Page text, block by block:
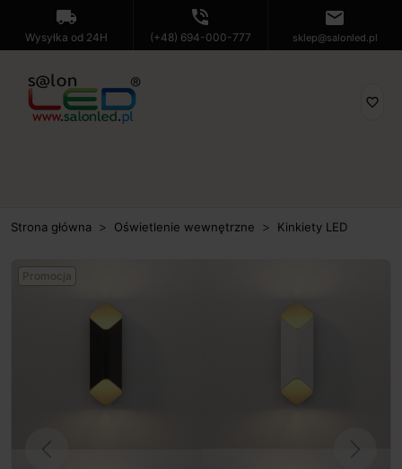
local_shipping
Wysyłka od 24H
phone_in_talk
(+48) 694-000-777
mail
sklep@salonled.pl
favorite_border
Strona główna Oświetlenie wewnętrzne Kinkiety LED
Promocja